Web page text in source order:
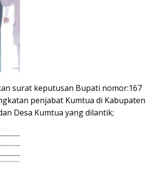
surat keputusan Bupati nomor:167
penjabat Kumtua di Kabupaten
Desa Kumtua yang dilantik;